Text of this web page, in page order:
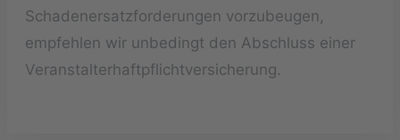
Schadenersatzforderungen vorzubeugen,
empfehlen wir unbedingt den Abschluss einer
Veranstalterhaftpflichtversicherung.